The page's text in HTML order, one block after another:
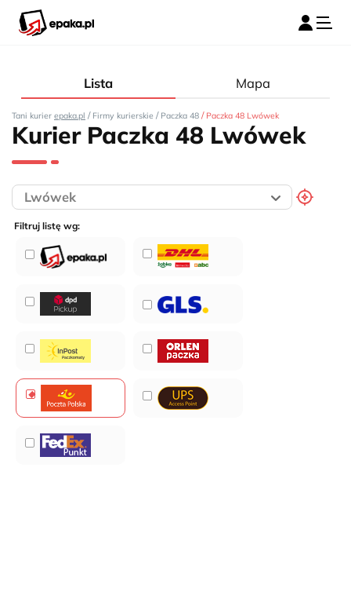
Lista Mapa
Tani kurier epaka.pl / Firmy kurierskie / Paczka 48 / Paczka 48 Lwówek
Kurier Paczka 48 Lwówek
Filtruj listę wg: